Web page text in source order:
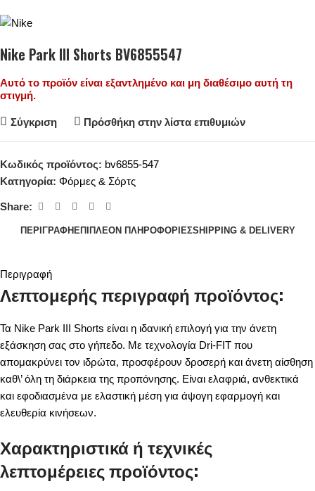
Nike Park III Shorts BV6855547
Αυτό το προϊόν είναι εξαντλημένο και μη διαθέσιμο αυτή τη
στιγμή.
Σύγκριση Πρόσθήκη στην λίστα επιθυμιών
Κωδικός προϊόντος: bv6855-547
Κατηγορία: Φόρμες & Σόρτς
Share:
ΠΕΡΙΓΡΑΦΉ ΕΠΙΠΛΈΟΝ ΠΛΗΡΟΦΟΡΊΕΣSHIPPING & DELIVERY
Περιγραφή
Λεπτομερής περιγραφή προϊόντος:
Τα Nike Park III Shorts είναι η ιδανική επιλογή για την άνετη
εξάσκηση σας στο γήπεδο. Με τεχνολογία Dri-FIT που
απομακρύνει τον ιδρώτα, προσφέρουν δροσερή και άνετη αίσθηση
καθ\’ όλη τη διάρκεια της προπόνησης. Είναι ελαφριά, ανθεκτικά
και εφοδιασμένα με ελαστική μέση για άψογη εφαρμογή και
ελευθερία κινήσεων.
Χαρακτηριστικά ή τεχνικές
λεπτομέρειες προϊόντος: